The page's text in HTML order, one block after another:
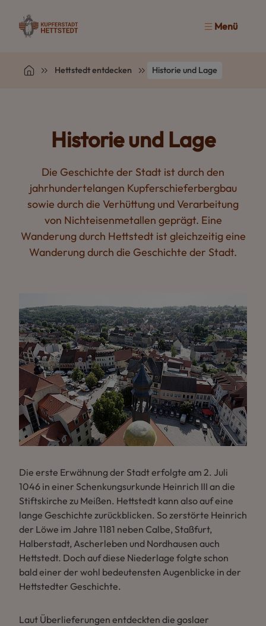
Menü
Hettstedt entdecken Historie und Lage
Historie und Lage
Die Geschichte der Stadt ist durch den
jahrhundertelangen Kupferschieferbergbau
sowie durch die Verhüttung und Verarbeitung
von Nichteisenmetallen geprägt. Eine
Wanderung durch Hettstedt ist gleichzeitig eine
Wanderung durch die Geschichte der Stadt.
Die erste Erwähnung der Stadt erfolgte am 2. Juli
1046 in einer Schenkungsurkunde Heinrich III an die
Stiftskirche zu Meißen. Hettstedt kann also auf eine
lange Geschichte zurückblicken. So zerstörte Heinrich
der Löwe im Jahre 1181 neben Calbe, Staßfurt,
Halberstadt, Ascherleben und Nordhausen auch
Hettstedt. Doch auf diese Niederlage folgte schon
bald einer der wohl bedeutensten Augenblicke in der
Hettstedter Geschichte.
Laut Überlieferungen entdeckten die goslaer